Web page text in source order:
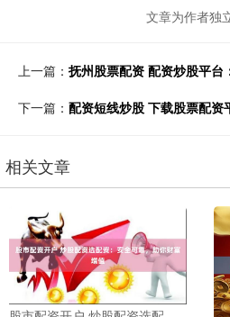
文章为作者独
上一篇： 抚州股票配资 配资炒股平
下一篇： 配资短线炒股 下载股票配资
相关文章